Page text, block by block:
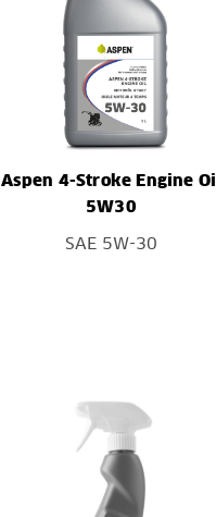
Aspen 4-Stroke Engine Oil
5W30
SAE 5W-30